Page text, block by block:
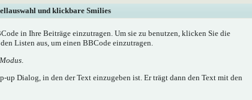
und klickbare Smilies
in Ihre Beiträge einzutragen. Um sie zu benutzen, klicken Sie die
Listen aus, um einen BBCode einzutragen.
.
up Dialog, in den der Text einzugeben ist. Er trägt dann den Text mit den